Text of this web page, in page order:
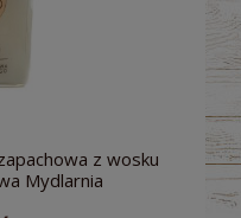
z wosku
Mydlarnia